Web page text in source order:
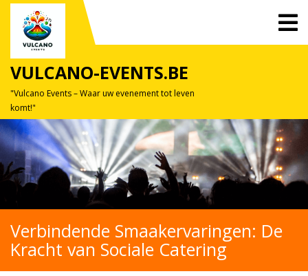
Skip
content
VULCANO-EVENTS.BE
"Vulcano Events – Waar uw evenement tot leven
komt!"
Verbindende Smaakervaringen: De
Kracht van Sociale Catering